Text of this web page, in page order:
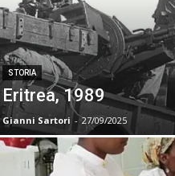
STORIA
Eritrea, 1989
Gianni Sartori - 27/09/2025